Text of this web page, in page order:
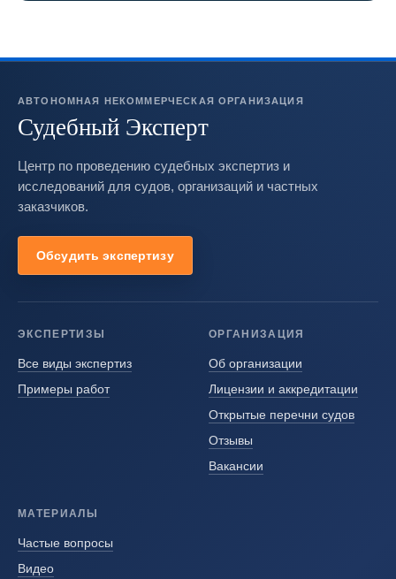
АВТОНОМНАЯ НЕКОММЕРЧЕСКАЯ ОРГАНИЗАЦИЯ
Судебный Эксперт
Центр по проведению судебных экспертиз и
исследований для судов, организаций и частных
заказчиков.
Обсудить экспертизу
ЭКСПЕРТИЗЫ
Все виды экспертиз
Примеры работ
ОРГАНИЗАЦИЯ
Об организации
Лицензии и аккредитации
Открытые перечни судов
Отзывы
Вакансии
МАТЕРИАЛЫ
Частые вопросы
Видео